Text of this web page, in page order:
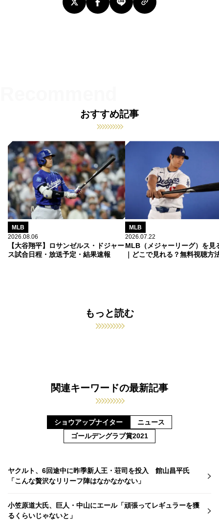
おすすめ記事
MLB
2026.08.06
【大谷翔平】ロサンゼルス・ドジャー
ス試合日程・放送予定・結果速報
MLB
2026.07.22
MLB（メジャーリーグ）を見
｜どこで見れる？無料視聴方
もっと読む
関連キーワードの最新記事
ショウアップナイター
ニュース
ゴールデングラブ賞2021
ヤクルト、6回途中に昨季新人王・荘司を投入 館山昌平氏
「こんな贅沢なリリーフ陣はなかなかない」
小笠原道大氏、巨人・中山にエール「頑張ってレギュラーを獲
るくらいじゃないと」